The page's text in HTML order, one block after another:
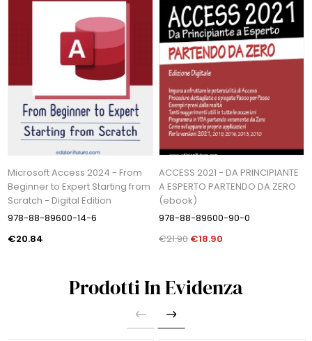
Microsoft Access 2024 - From
Beginner to Expert Starting from
Scratch - Digital Edition
978-88-89600-14-6
€20.84
ACCESS 2021 - DA PRINCIPIANTE
A ESPERTO PARTENDO DA ZERO
(ebook)
978-88-89600-90-0
€21.90€18.90
Prodotti In Evidenza